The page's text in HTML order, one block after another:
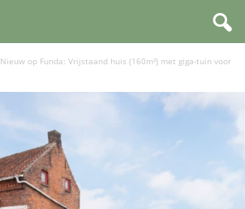
Nieuw op Funda: Vrijstaand huis (160m²) met giga-tuin voor